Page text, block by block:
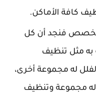
كافة الأماكن.
فنجد أن كل
مثل تنظيف
له مجموعة أخرى،
مجموعة وتنظيف